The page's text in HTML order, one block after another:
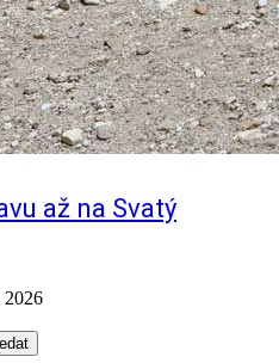
až na Svatý
2026